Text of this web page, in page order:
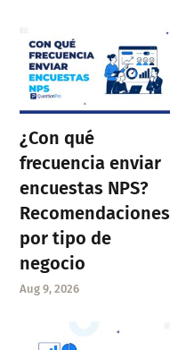
¿Con qué
frecuencia enviar
encuestas NPS?
Recomendaciones
por tipo de
negocio
Aug 9, 2026